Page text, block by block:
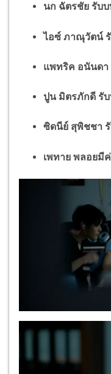
นก ฉัตรชัย รับ
ไอซ์ ภาณุวัตน์
แพทริค อนันดา
ปูน มิตรภักดี รั
ซิดนีย์ สุพิชชา
เพทาย พลอยมี